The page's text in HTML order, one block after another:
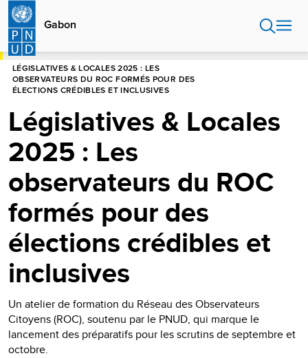
Aller
contenu
principal
Gabon
HOME
LÉGISLATIVES & LOCALES 2025 : LES
OBSERVATEURS DU ROC FORMÉS POUR DES
ÉLECTIONS CRÉDIBLES ET INCLUSIVES
Législatives & Locales
2025 : Les
observateurs du ROC
formés pour des
élections crédibles et
inclusives
Un atelier de formation du Réseau des Observateurs
Citoyens (ROC), soutenu par le PNUD, qui marque le
lancement des préparatifs pour les scrutins de septembre et
octobre.